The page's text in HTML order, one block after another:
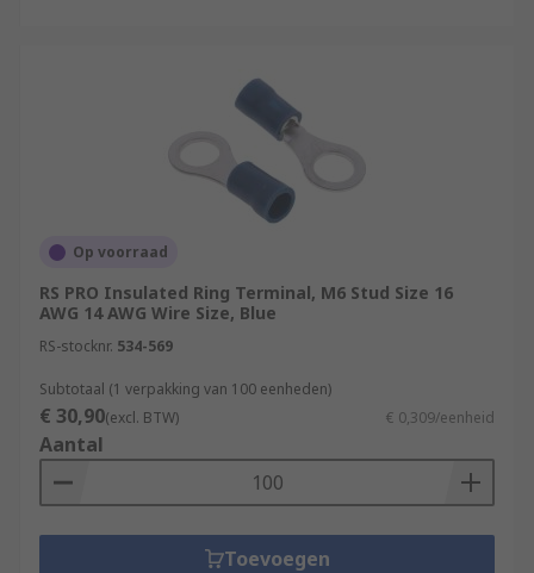
Op voorraad
RS PRO Insulated Ring Terminal, M6 Stud Size 16
AWG 14 AWG Wire Size, Blue
RS-stocknr. 534-569
Subtotaal (1 verpakking van 100 eenheden)
€ 30,90(excl. BTW) € 0,309/eenheid
Aantal
Toevoegen